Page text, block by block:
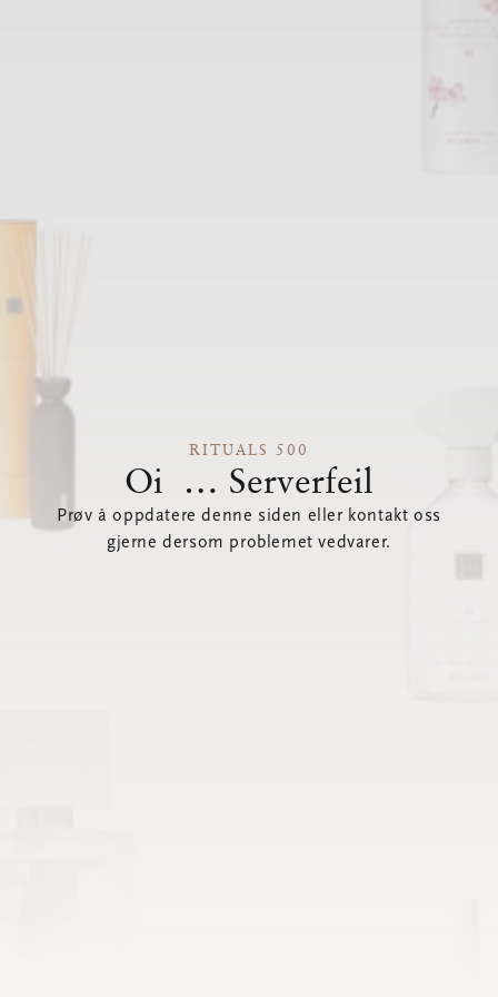
RITUALS 500
Oi … Serverfeil
Prøv å oppdatere denne siden eller kontakt oss
gjerne dersom problemet vedvarer.